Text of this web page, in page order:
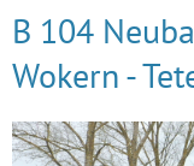
B 104
Wokern -